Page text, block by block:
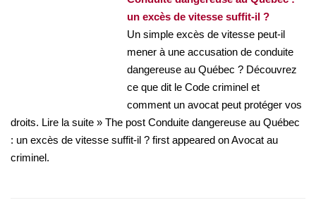
un excès de vitesse suffit-il ?
Un simple excès de vitesse peut-il
mener à une accusation de conduite
dangereuse au Québec ? Découvrez
ce que dit le Code criminel et
comment un avocat peut protéger vos
droits. Lire la suite » The post Conduite dangereuse au Québec
: un excès de vitesse suffit-il ? first appeared on Avocat au
criminel.